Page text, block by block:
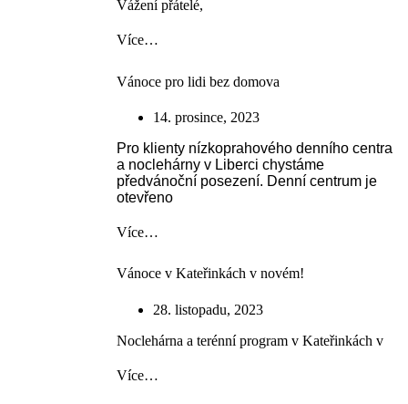
Vážení přátelé,
Více…
Vánoce pro lidi bez domova
14. prosince, 2023
Pro klienty nízkoprahového denního centra
a noclehárny v Liberci chystáme
předvánoční posezení. Denní centrum je
otevřeno
Více…
Vánoce v Kateřinkách v novém!
28. listopadu, 2023
Noclehárna a terénní program v Kateřinkách v
Více…